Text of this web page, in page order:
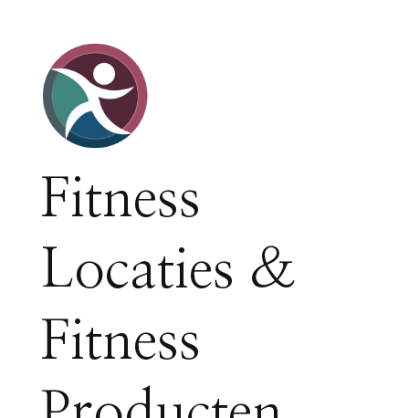
Fitness
Locaties &
Fitness